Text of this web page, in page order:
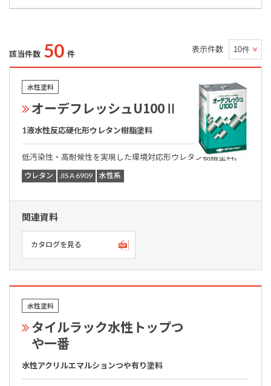
該当件数 50 件 表示件数
水性塗料
オーデフレッシュU100Ⅱ
1液水性反応硬化形ウレタン樹脂塗料
低汚染性・高耐候性を実現した環境対応形ウレタン樹脂塗料。
ウレタン JIS A 6909 水性系
関連資料
カタログを見る
水性塗料
タイルラック水性トップつ
や一番
水性アクリルエマルションつや有り塗料